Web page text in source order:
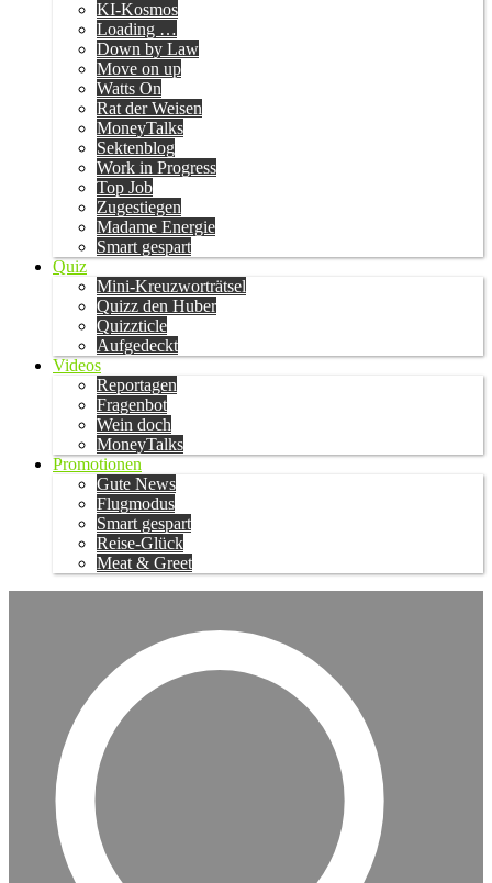
KI-Kosmos
Loading …
Down by Law
Move on up
Watts On
Rat der Weisen
MoneyTalks
Sektenblog
Work in Progress
Top Job
Zugestiegen
Madame Energie
Smart gespart
Quiz
Mini-Kreuzworträtsel
Quizz den Huber
Quizzticle
Aufgedeckt
Videos
Reportagen
Fragenbot
Wein doch
MoneyTalks
Promotionen
Gute News
Flugmodus
Smart gespart
Reise-Glück
Meat & Greet